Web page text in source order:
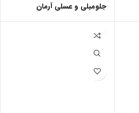
جلومبلی و عسلی آرمان